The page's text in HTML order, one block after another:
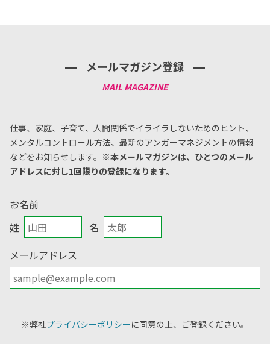
メールマガジン登録
仕事、家庭、子育て、人間関係でイライラしないためのヒント、
メンタルコントロール方法、 最新のアンガーマネジメントの情報
などをお知らせします。 ※本メールマガジンは、ひとつのメール
アドレスに対し1回限りの登録になります。
お名前
姓
名
メールアドレス
※弊社プライバシーポリシーに同意の上、ご登録ください。